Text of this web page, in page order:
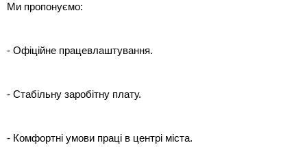
Ми пропонуємо:
- Офіційне працевлаштування.
- Стабільну заробітну плату.
- Комфортні умови праці в центрі міста.